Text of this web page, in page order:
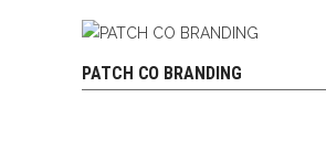
AJOUTER AU PANIER
PATCH CO BRANDING